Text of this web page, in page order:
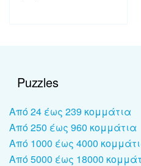
Puzzles
Από 24 έως 239 κομμάτια
Από 250 έως 960 κομμάτια
Από 1000 έως 4000
Από 5000 έως 18000